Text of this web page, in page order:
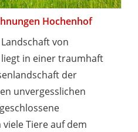
Hochenhof
von
in einer traumhaft
der
unvergesslichen
Tiere auf dem